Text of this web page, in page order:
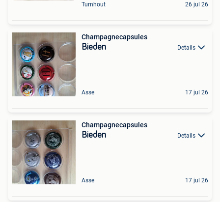
Turnhout 26 jul 26
Champagnecapsules
Bieden Details
Asse 17 jul 26
Champagnecapsules
Bieden Details
Asse 17 jul 26